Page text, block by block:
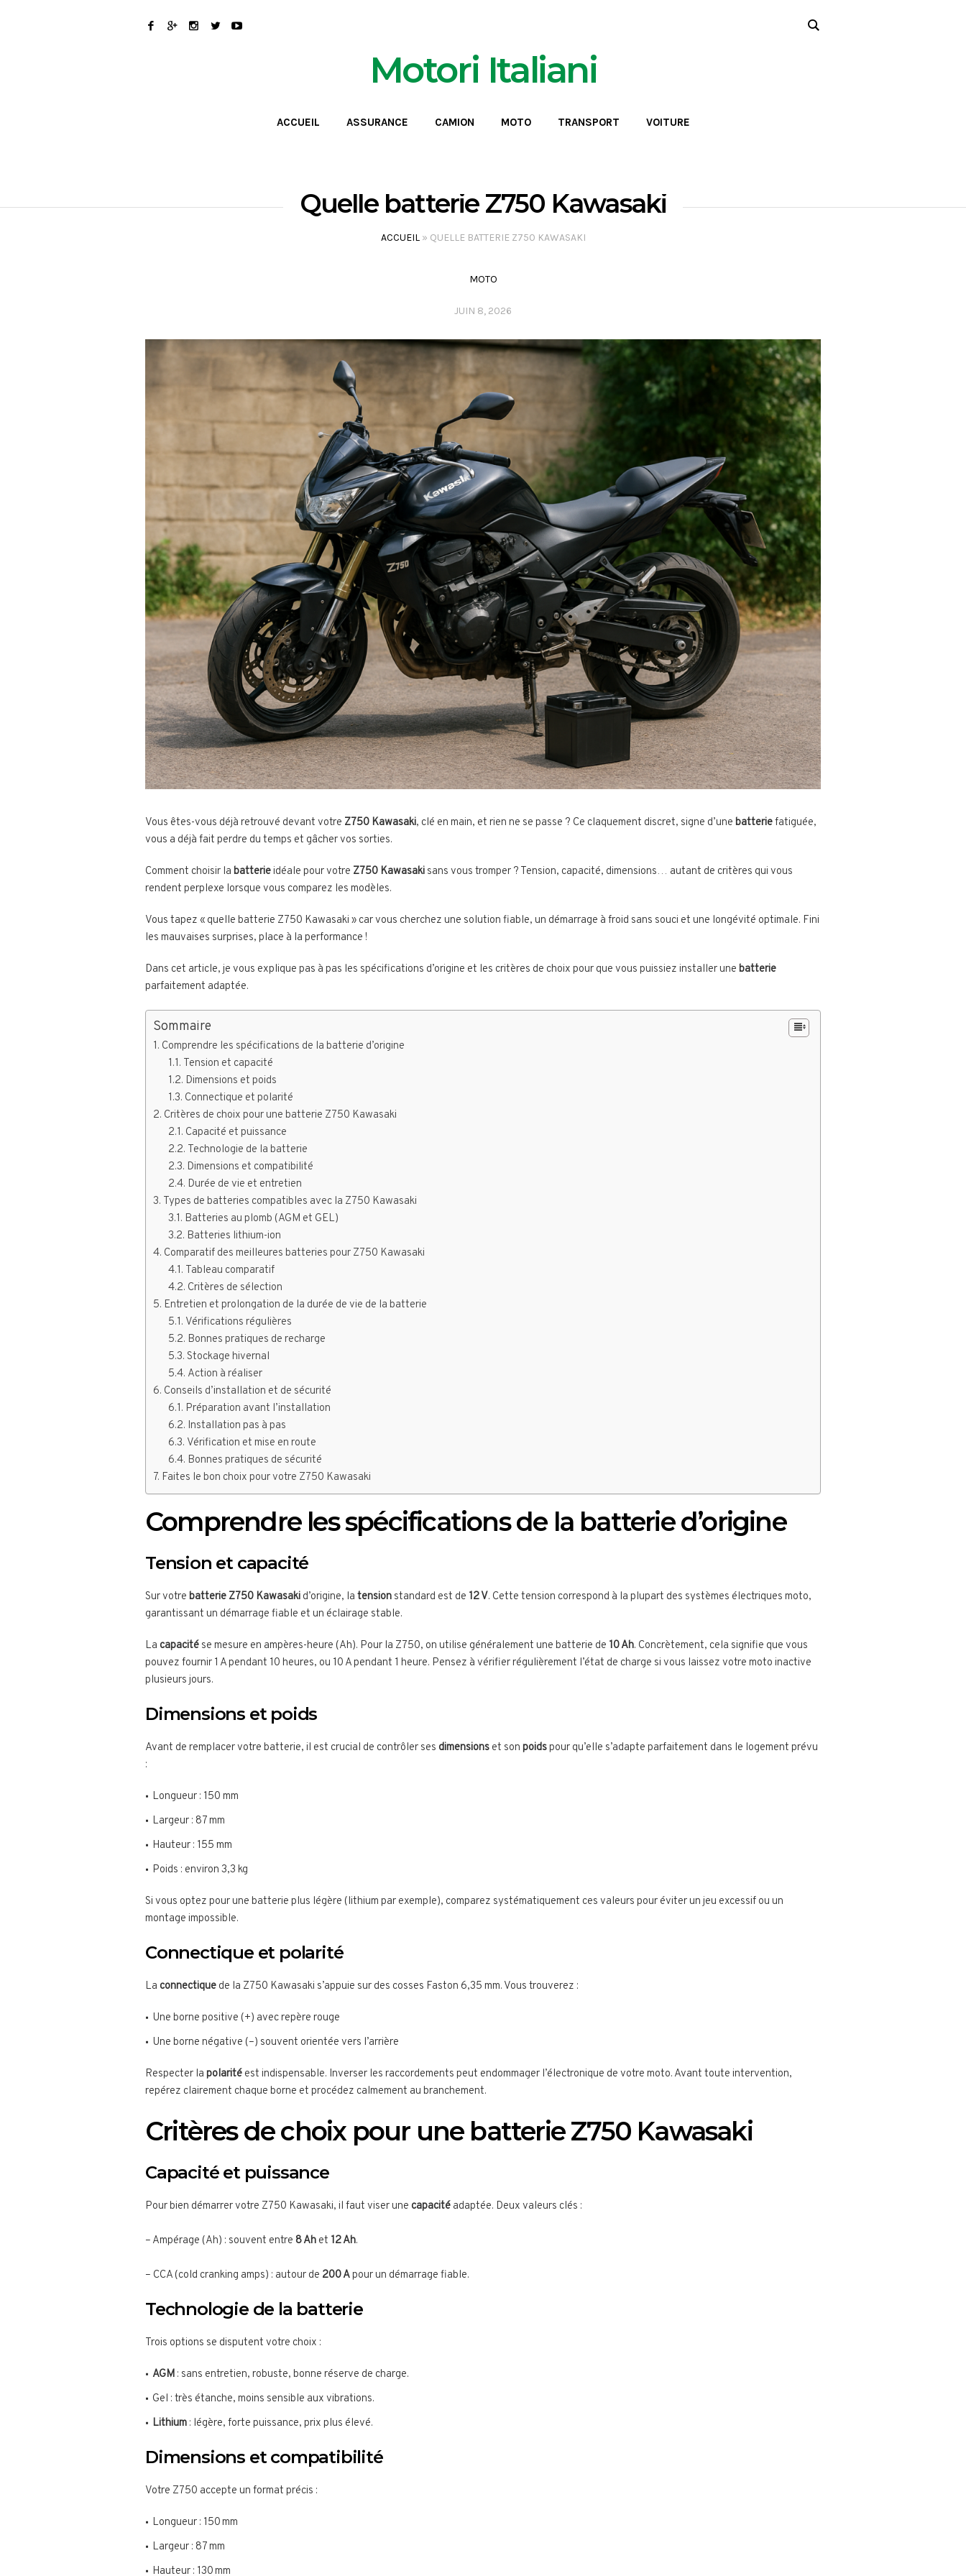
Motori Italiani
ACCUEIL ASSURANCE CAMION MOTO TRANSPORT VOITURE
Quelle batterie Z750 Kawasaki
ACCUEIL» QUELLE BATTERIE Z750 KAWASAKI
MOTO
JUIN 8, 2026
Vous êtes-vous déjà retrouvé devant votre Z750 Kawasaki, clé en main, et rien ne se passe ? Ce claquement discret, signe d’une batteriefatiguée,
vous a déjà fait perdre du temps et gâcher vos sorties.
Comment choisir la batterieidéale pour votre Z750 Kawasaki sans vous tromper ? Tension, capacité, dimensions… autant de critères qui vous
rendent perplexe lorsque vous comparez les modèles.
Vous tapez « quelle batterie Z750 Kawasaki » car vous cherchez une solution fiable, un démarrage à froid sans souci et une longévité optimale. Fini
les mauvaises surprises, place à la performance !
Dans cet article, je vous explique pas à pas les spécifications d’origine et les critères de choix pour que vous puissiez installer une batterie
parfaitement adaptée.
Sommaire
Comprendre les spécifications de la batterie d’origine
Tension et capacité
Dimensions et poids
Connectique et polarité
Critères de choix pour une batterie Z750 Kawasaki
Capacité et puissance
Technologie de la batterie
Dimensions et compatibilité
Durée de vie et entretien
Types de batteries compatibles avec la Z750 Kawasaki
Batteries au plomb (AGM et GEL)
Batteries lithium-ion
Comparatif des meilleures batteries pour Z750 Kawasaki
Tableau comparatif
Critères de sélection
Entretien et prolongation de la durée de vie de la batterie
Vérifications régulières
Bonnes pratiques de recharge
Stockage hivernal
Action à réaliser
Conseils d’installation et de sécurité
Préparation avant l’installation
Installation pas à pas
Vérification et mise en route
Bonnes pratiques de sécurité
Faites le bon choix pour votre Z750 Kawasaki
Comprendre les spécifications de la batterie d’origine
Tension et capacité
Sur votre batterie Z750 Kawasaki d’origine, la tension standard est de 12 V. Cette tension correspond à la plupart des systèmes électriques moto,
garantissant un démarrage fiable et un éclairage stable.
La capacité se mesure en ampères-heure (Ah). Pour la Z750, on utilise généralement une batterie de 10 Ah. Concrètement, cela signifie que vous
pouvez fournir 1 A pendant 10 heures, ou 10 A pendant 1 heure. Pensez à vérifier régulièrement l’état de charge si vous laissez votre moto inactive
plusieurs jours.
Dimensions et poids
Avant de remplacer votre batterie, il est crucial de contrôler ses dimensions et son poidspour qu’elle s’adapte parfaitement dans le logement prévu
:
Longueur : 150 mm
Largeur : 87 mm
Hauteur : 155 mm
Poids : environ 3,3 kg
Si vous optez pour une batterie plus légère (lithium par exemple), comparez systématiquement ces valeurs pour éviter un jeu excessif ou un
montage impossible.
Connectique et polarité
La connectique de la Z750 Kawasaki s’appuie sur des cosses Faston 6,35 mm. Vous trouverez :
Une borne positive (+) avec repère rouge
Une borne négative (–) souvent orientée vers l’arrière
Respecter la polarité est indispensable. Inverser les raccordements peut endommager l’électronique de votre moto. Avant toute intervention,
repérez clairement chaque borne et procédez calmement au branchement.
Critères de choix pour une batterie Z750 Kawasaki
Capacité et puissance
Pour bien démarrer votre Z750 Kawasaki, il faut viser une capacité adaptée. Deux valeurs clés :
– Ampérage (Ah) : souvent entre 8 Ah et 12 Ah.
– CCA (cold cranking amps) : autour de 200 Apour un démarrage fiable.
Technologie de la batterie
Trois options se disputent votre choix :
AGM : sans entretien, robuste, bonne réserve de charge.
Gel : très étanche, moins sensible aux vibrations.
Lithium : légère, forte puissance, prix plus élevé.
Dimensions et compatibilité
Votre Z750 accepte un format précis :
Longueur : 150 mm
Largeur : 87 mm
Hauteur : 130 mm